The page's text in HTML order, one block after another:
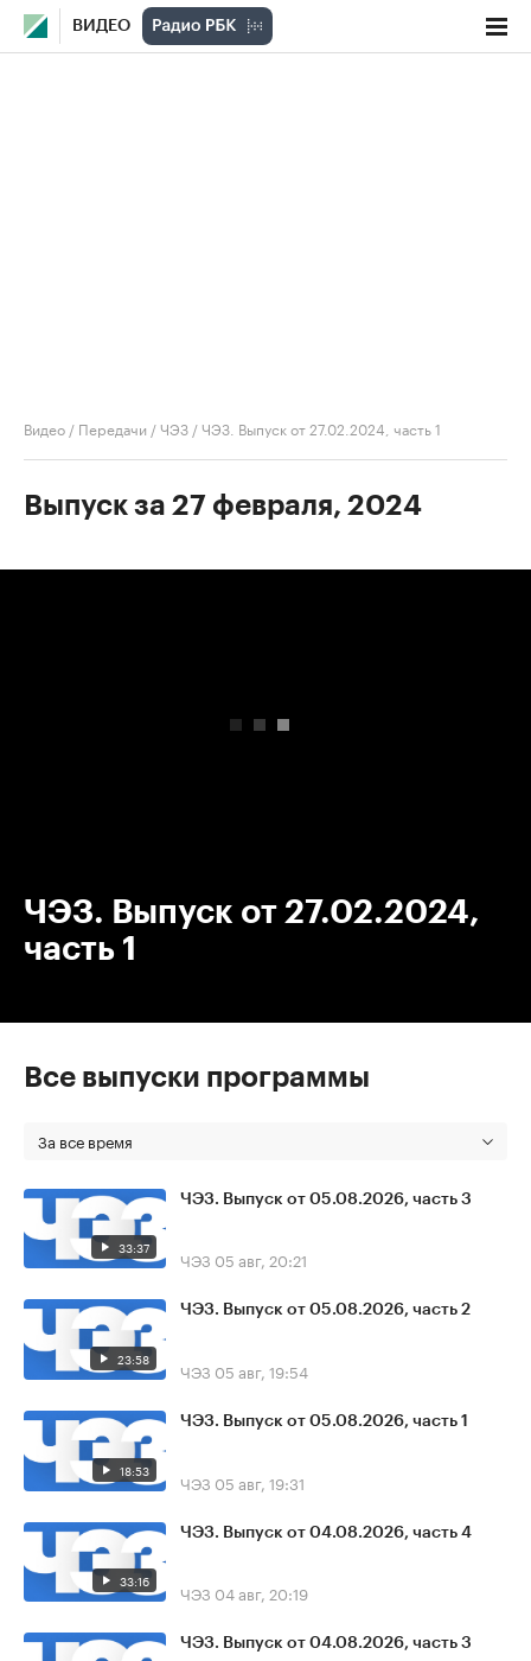
ВИДЕО
Видео / Передачи /ЧЭЗ /ЧЭЗ. Выпуск от 27.02.2024, часть 1
Выпуск за 27 февраля, 2024
ЧЭЗ. Выпуск от 27.02.2024,
часть 1
Все выпуски программы
За все время
33:37
ЧЭЗ. Выпуск от 05.08.2026, часть 3
ЧЭЗ 05 авг, 20:21
23:58
ЧЭЗ. Выпуск от 05.08.2026, часть 2
ЧЭЗ 05 авг, 19:54
18:53
ЧЭЗ. Выпуск от 05.08.2026, часть 1
ЧЭЗ 05 авг, 19:31
33:16
ЧЭЗ. Выпуск от 04.08.2026, часть 4
ЧЭЗ 04 авг, 20:19
ЧЭЗ. Выпуск от 04.08.2026, часть 3